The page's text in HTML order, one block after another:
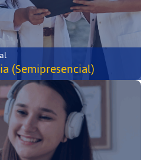
(Semipresencial)